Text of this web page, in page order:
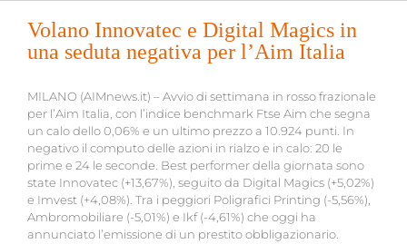
Volano Innovatec e Digital Magics in
una seduta negativa per l’Aim Italia
MILANO (AIMnews.it) – Avvio di settimana in rosso frazionale
per l’Aim Italia, con l’indice benchmark Ftse Aim che segna
un calo dello 0,06% e un ultimo prezzo a 10.924 punti. In
negativo il computo delle azioni in rialzo e in calo: 20 le
prime e 24 le seconde. Best performer della giornata sono
state Innovatec (+13,67%), seguito da Digital Magics (+5,02%)
e Imvest (+4,08%). Tra i peggiori Poligrafici Printing (-5,56%),
Ambromobiliare (-5,01%) e Ikf (-4,61%) che oggi ha
annunciato l’emissione di un prestito obbligazionario.